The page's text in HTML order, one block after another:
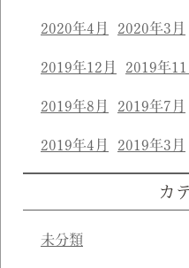
2020年4月 2020年3月
2019年12月 2019年11
2019年8月 2019年7月
2019年4月 2019年3月
カ
未分類